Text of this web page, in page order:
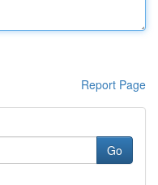
Report Page
Go